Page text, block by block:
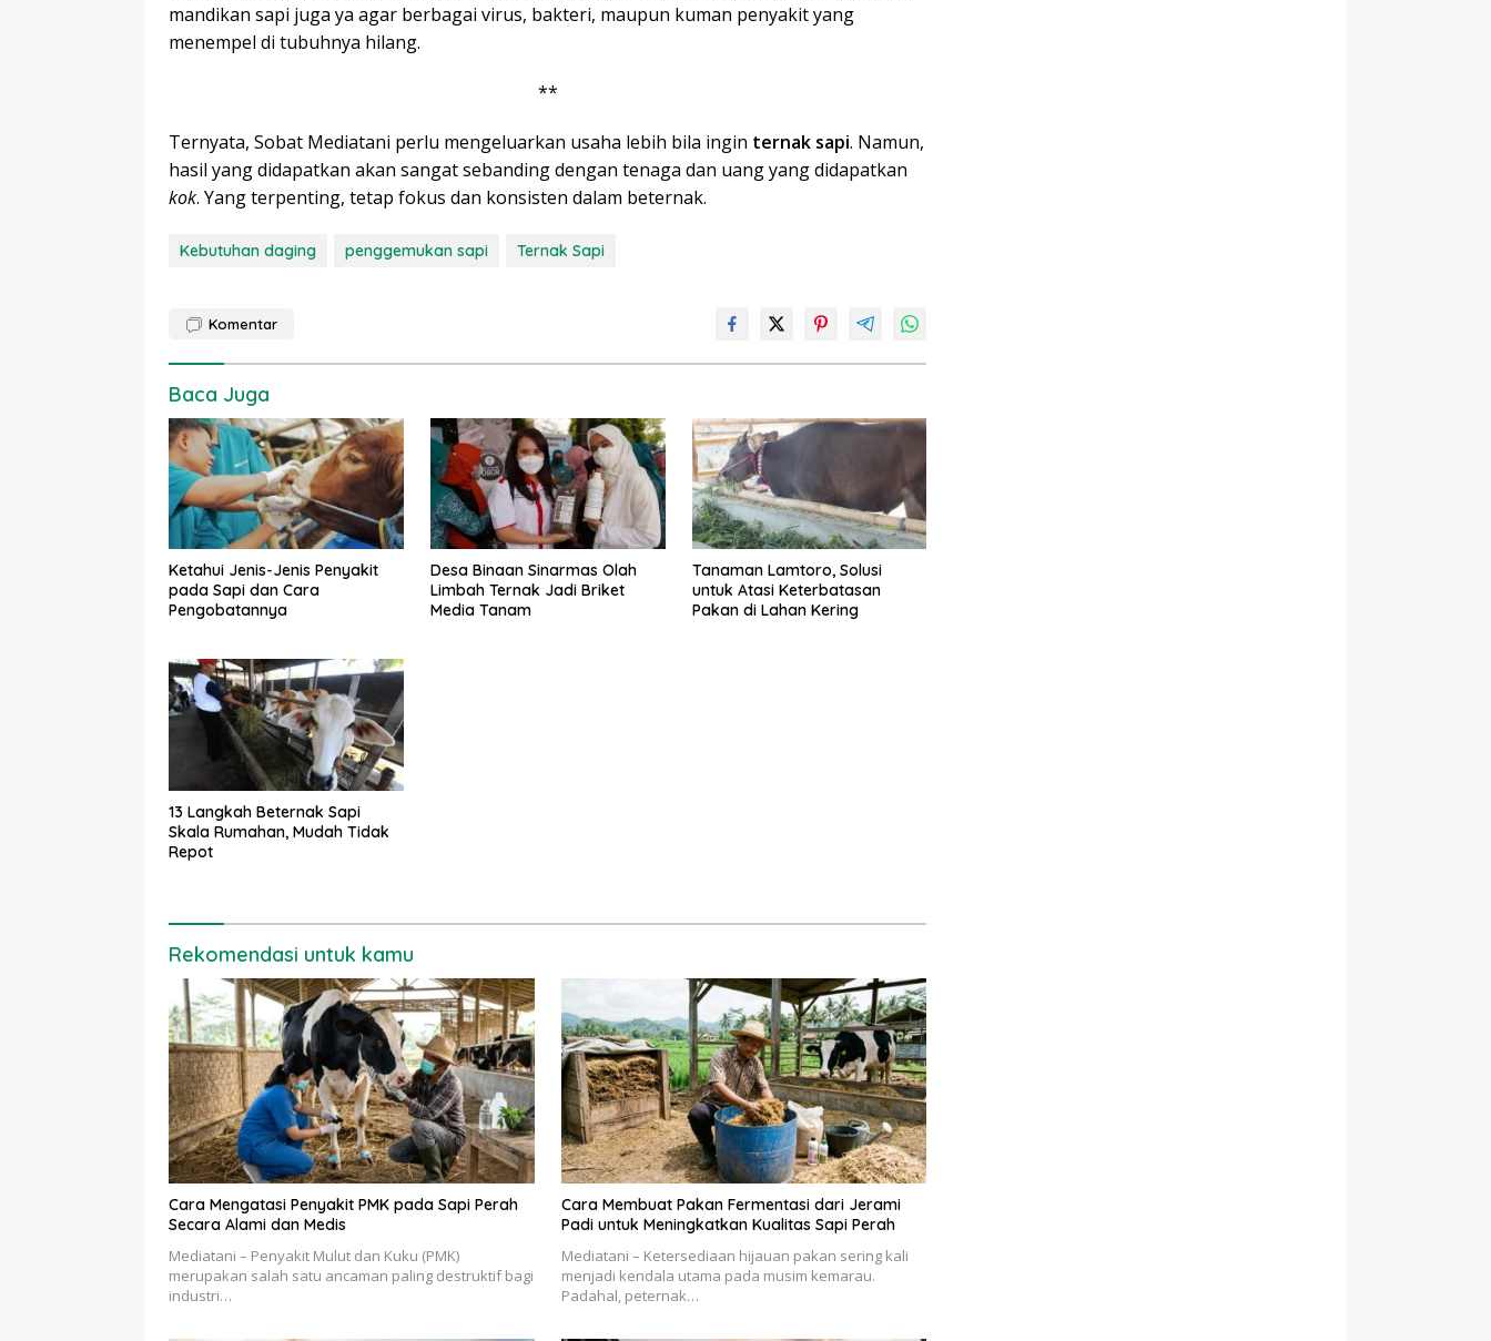
mandikan sapi juga ya agar berbagai virus, bakteri, maupun kuman penyakit yang
menempel di tubuhnya hilang.
**
Ternyata, Sobat Mediatani perlu mengeluarkan usaha lebih bila ingin ternak sapi. Namun,
hasil yang didapatkan akan sangat sebanding dengan tenaga dan uang yang didapatkan
kok. Yang terpenting, tetap fokus dan konsisten dalam beternak.
Kebutuhan daging penggemukan sapi Ternak Sapi
Komentar
Baca Juga
Ketahui Jenis-Jenis Penyakit
pada Sapi dan Cara
Pengobatannya
Desa Binaan Sinarmas Olah
Limbah Ternak Jadi Briket
Media Tanam
Tanaman Lamtoro, Solusi
untuk Atasi Keterbatasan
Pakan di Lahan Kering
13 Langkah Beternak Sapi
Skala Rumahan, Mudah Tidak
Repot
Rekomendasi untuk kamu
Cara Mengatasi Penyakit PMK pada Sapi Perah
Secara Alami dan Medis
Mediatani – Penyakit Mulut dan Kuku (PMK)
merupakan salah satu ancaman paling destruktif bagi
industri…
Cara Membuat Pakan Fermentasi dari Jerami
Padi untuk Meningkatkan Kualitas Sapi Perah
Mediatani – Ketersediaan hijauan pakan sering kali
menjadi kendala utama pada musim kemarau.
Padahal, peternak…